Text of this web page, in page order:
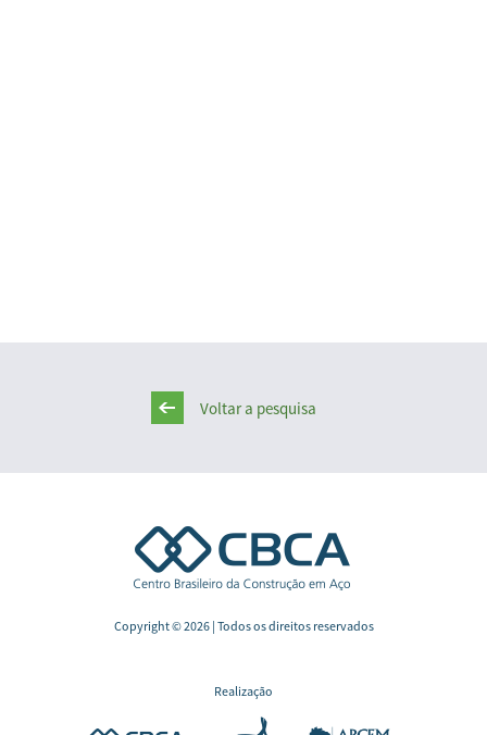
Voltar a pesquisa
Copyright © 2026 | Todos os direitos reservados
Realização